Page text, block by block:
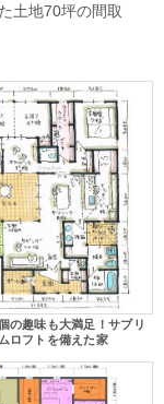
土地70坪の間取
の趣味も大満足！サブリ
ロフトを備えた家